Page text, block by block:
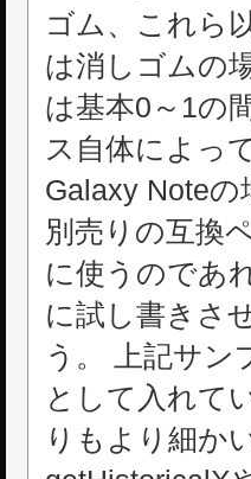
ゴム、これら
は消しゴムの
は基本0～1の
ス自体によっ
Galaxy Note
別売りの互換
に使うのであ
に試し書きさ
う。 上記サン
として入れて
りもより細か